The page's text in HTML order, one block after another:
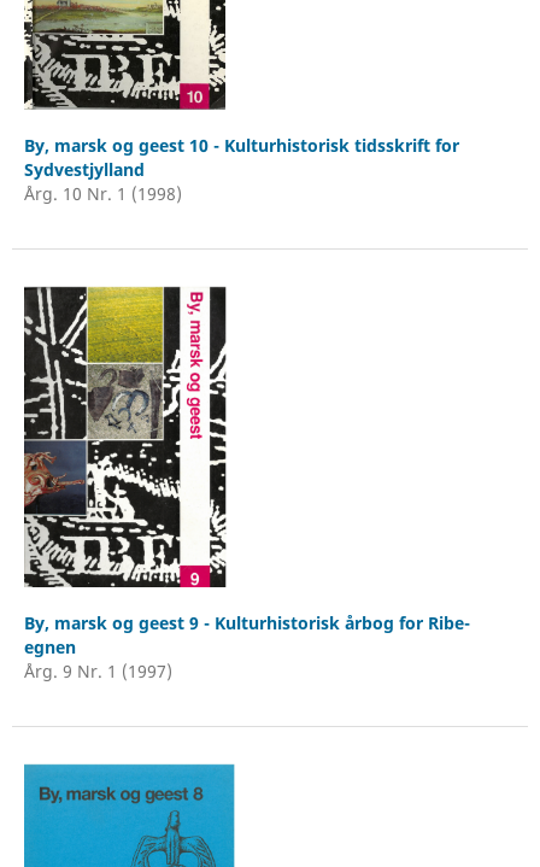
By, marsk og geest 10 - Kulturhistorisk tidsskrift for
Sydvestjylland
Årg. 10 Nr. 1 (1998)
By, marsk og geest 9 - Kulturhistorisk årbog for Ribe-
egnen
Årg. 9 Nr. 1 (1997)